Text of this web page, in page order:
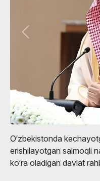
O‘zbekistonda
erishilayotgan salmoqli
ko‘ra oladigan davlat